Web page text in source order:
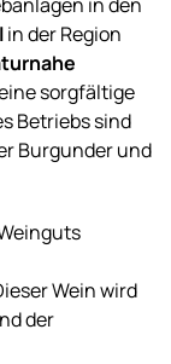
in der Region
sorgfältige
Betriebs sind
Burgunder und
Wein wird
der